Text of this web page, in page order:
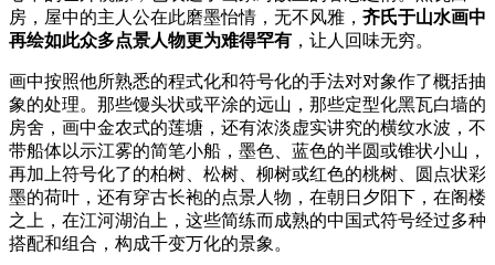
房，屋中的主人公在此磨墨怡情，无不风雅，齐氏于山水画中
再绘如此众多点景人物更为难得罕有 ，让人回味无穷。
画中按照他所熟悉的程式化和符号化的手法对对象作了概括抽
象的处理。那些馒头状或平涂的远山，那些定型化黑瓦白墙的
房舍，画中金农式的莲塘，还有浓淡虚实讲究的横纹水波，不
带船体以示江雾的简笔小船，墨色、蓝色的半圆或锥状小山，
再加上符号化了的柏树、松树、柳树或红色的桃树、圆点状彩
墨的荷叶，还有穿古长袍的点景人物，在朝日夕阳下，在阁楼
之上，在江河湖泊上，这些简练而成熟的中国式符号经过多种
搭配和组合，构成千变万化的景象。